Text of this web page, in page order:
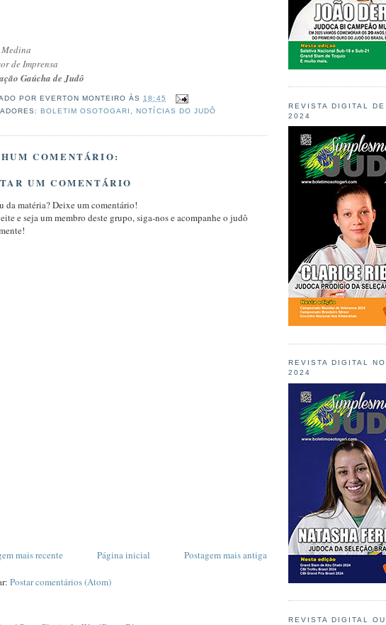
de Imprensa
Gaúcha de Judô
POR EVERTON MONTEIRO ÀS18:45
BOLETIM OSOTOGARI ,NOTÍCIAS DO JUDÔ
COMENTÁRIO:
UM COMENTÁRIO
da matéria? Deixe um comentário!
e seja um membro deste grupo, siga-nos e acompanhe o judô
mais recente Postagem mais antiga
Página inicial
Postar comentários (Atom)
REVISTA DIGITAL
2024
REVISTA DIGITAL
2024
REVISTA DIGITAL